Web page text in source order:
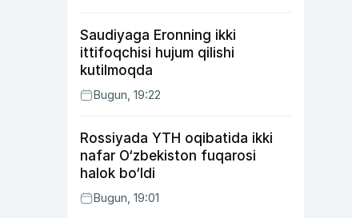
Saudiyaga Eronning ikki
ittifoqchisi hujum qilishi
kutilmoqda
Bugun, 19:22
Rossiyada YTH oqibatida ikki
nafar O‘zbekiston fuqarosi
halok bo‘ldi
Bugun, 19:01